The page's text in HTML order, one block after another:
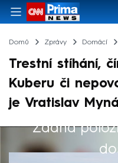
Domů Zprávy Domácí
Trestní stíhání,
Kuberu či
je Vratislav
Žádná
Výběr redakce